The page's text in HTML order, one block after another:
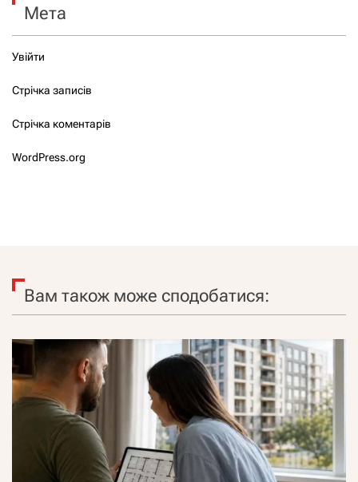
Мета
Увійти
Стрічка записів
Стрічка коментарів
WordPress.org
Вам також може сподобатися: